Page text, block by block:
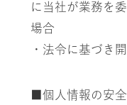
に当社が業務を
場合
・法令に基づき
■個人情報の安